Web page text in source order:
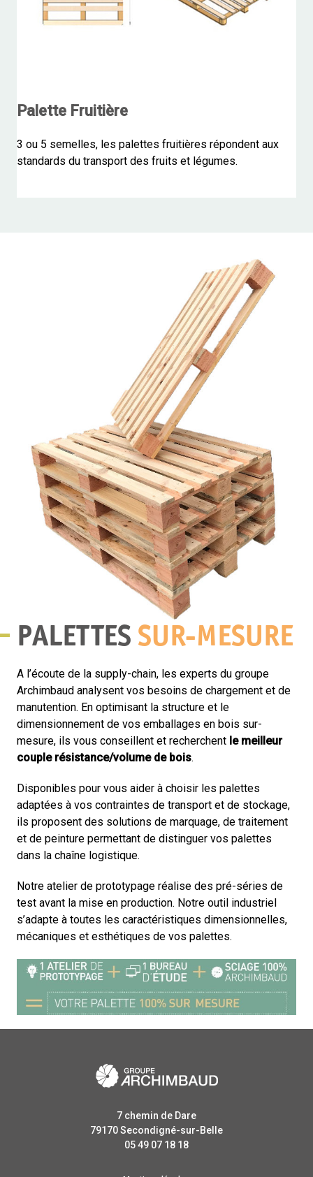
Palette Fruitière
3 ou 5 semelles, les palettes fruitières répondent aux
standards du transport des fruits et légumes.
PALETTES SUR-MESURE
A l’écoute de la supply-chain, les experts du groupe
Archimbaud analysent vos besoins de chargement et de
manutention. En optimisant la structure et le
dimensionnement de vos emballages en bois sur-
mesure, ils vous conseillent et recherchent le meilleur
couple résistance/volume de bois.
Disponibles pour vous aider à choisir les palettes
adaptées à vos contraintes de transport et de stockage,
ils proposent des solutions de marquage, de traitement
et de peinture permettant de distinguer vos palettes
dans la chaîne logistique.
Notre atelier de prototypage réalise des pré-séries de
test avant la mise en production. Notre outil industriel
s’adapte à toutes les caractéristiques dimensionnelles,
mécaniques et esthétiques de vos palettes.
7 chemin de Dare
79170Secondigné-sur-Belle
05 49 07 18 18